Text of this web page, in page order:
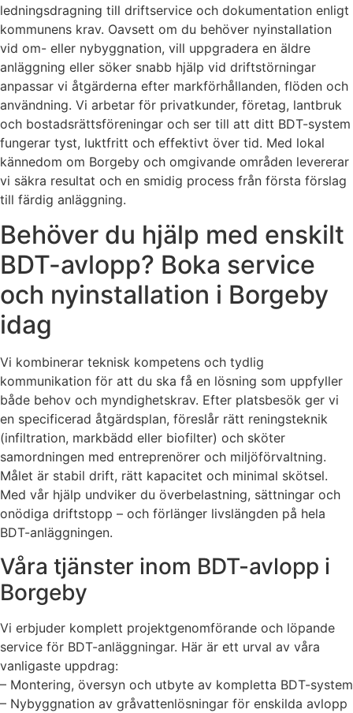
ledningsdragning till driftservice och dokumentation enligt
kommunens krav. Oavsett om du behöver nyinstallation
vid om- eller nybyggnation, vill uppgradera en äldre
anläggning eller söker snabb hjälp vid driftstörningar
anpassar vi åtgärderna efter markförhållanden, flöden och
användning. Vi arbetar för privatkunder, företag, lantbruk
och bostadsrättsföreningar och ser till att ditt BDT-system
fungerar tyst, luktfritt och effektivt över tid. Med lokal
kännedom om Borgeby och omgivande områden levererar
vi säkra resultat och en smidig process från första förslag
till färdig anläggning.
Behöver du hjälp med enskilt
BDT-avlopp? Boka service
och nyinstallation i Borgeby
idag
Vi kombinerar teknisk kompetens och tydlig
kommunikation för att du ska få en lösning som uppfyller
både behov och myndighetskrav. Efter platsbesök ger vi
en specificerad åtgärdsplan, föreslår rätt reningsteknik
(infiltration, markbädd eller biofilter) och sköter
samordningen med entreprenörer och miljöförvaltning.
Målet är stabil drift, rätt kapacitet och minimal skötsel.
Med vår hjälp undviker du överbelastning, sättningar och
onödiga driftstopp – och förlänger livslängden på hela
BDT-anläggningen.
Våra tjänster inom BDT-avlopp i
Borgeby
Vi erbjuder komplett projektgenomförande och löpande
service för BDT-anläggningar. Här är ett urval av våra
vanligaste uppdrag:
– Montering, översyn och utbyte av kompletta BDT-system
– Nybyggnation av gråvattenlösningar för enskilda avlopp